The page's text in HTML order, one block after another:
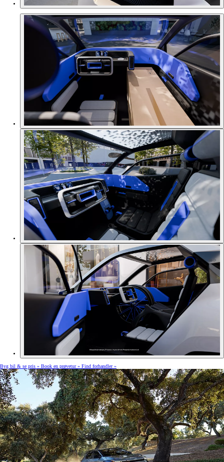
Byg bil & se pris » Book en prøvetur » Find forhandler »